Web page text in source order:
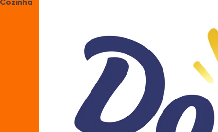
Cozinha